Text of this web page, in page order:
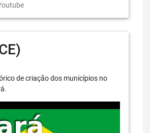
de criação dos municípios no